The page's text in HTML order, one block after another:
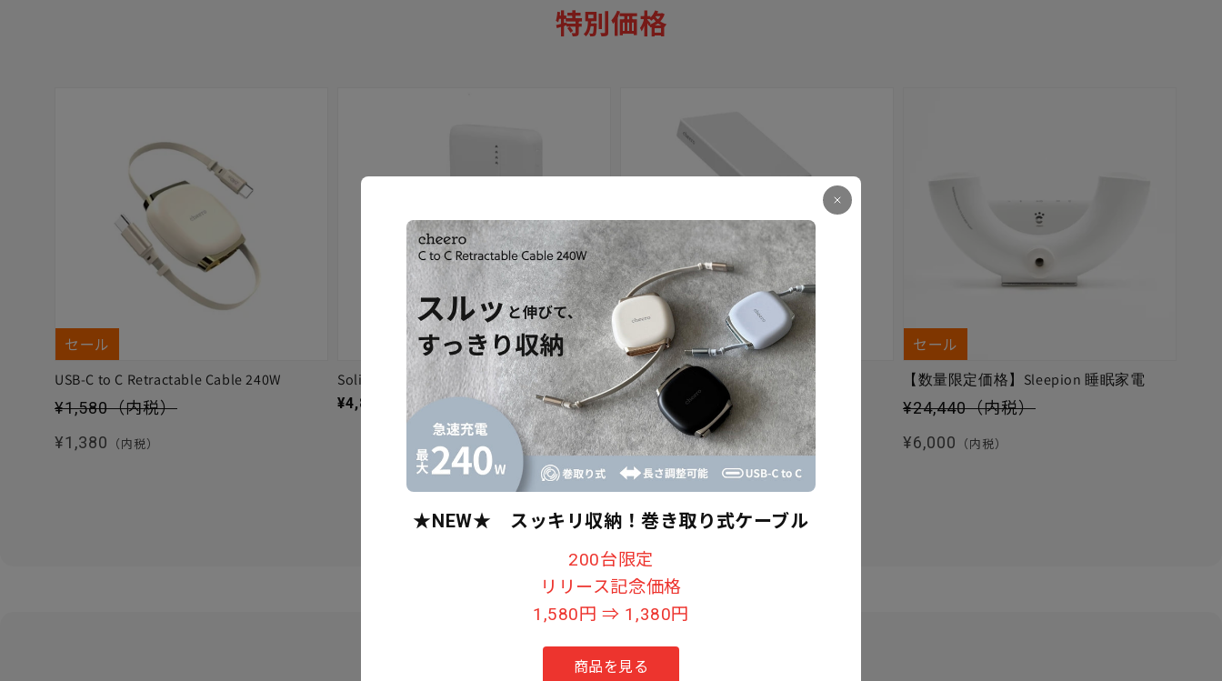
特別価格
セール
USB-C to C Retractable Cable 240W
セール価格
¥1,580（内税）
通常価格
¥1,380 （内税）
Solitta 10000mAh 準固体電池
通常価格
¥4,880 （内税）
セール
Solido 10000mAh 準固体電池
セール価格
¥4,980 （内税）
通常価格
¥3,480（内税）
セール
【数量限定価格】Sleepion 睡眠家電
セール価格
¥24,440（内税）
通常価格
¥6,000 （内税）
すべて見る
カテゴリー
★NEW★ スッキリ収納！巻き取り式ケーブル
200台限定
リリース記念価格
1,580円 ⇒ 1,380円
商品を見る